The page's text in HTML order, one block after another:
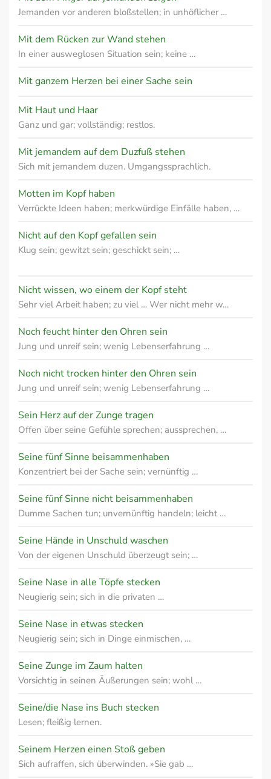
Jemanden vor anderen bloßstellen; in unhöflicher …
Mit dem Rücken zur Wand stehen
In einer ausweglosen Situation sein; keine …
Mit ganzem Herzen bei einer Sache sein
Mit Haut und Haar
Ganz und gar; vollständig; restlos.
Mit jemandem auf dem Duzfuß stehen
Sich mit jemandem duzen. Umgangssprachlich.
Motten im Kopf haben
Verrückte Ideen haben; merkwürdige Einfälle haben, …
Nicht auf den Kopf gefallen sein
Klug sein; gewitzt sein; geschickt sein; …
Nicht wissen, wo einem der Kopf steht
Sehr viel Arbeit haben; zu viel … Wer nicht mehr w…
Noch feucht hinter den Ohren sein
Jung und unreif sein; wenig Lebenserfahrung …
Noch nicht trocken hinter den Ohren sein
Jung und unreif sein; wenig Lebenserfahrung …
Sein Herz auf der Zunge tragen
Offen über seine Gefühle sprechen; aussprechen, …
Seine fünf Sinne beisammenhaben
Konzentriert bei der Sache sein; vernünftig …
Seine fünf Sinne nicht beisammenhaben
Dumme Sachen tun; unvernünftig handeln; leicht …
Seine Hände in Unschuld waschen
Von der eigenen Unschuld überzeugt sein; …
Seine Nase in alle Töpfe stecken
Neugierig sein; sich in die privaten …
Seine Nase in etwas stecken
Neugierig sein; sich in Dinge einmischen, …
Seine Zunge im Zaum halten
Vorsichtig in seinen Äußerungen sein; wohl …
Seine/die Nase ins Buch stecken
Lesen; fleißig lernen.
Seinem Herzen einen Stoß geben
Sich aufraffen, sich überwinden. »Sie gab …